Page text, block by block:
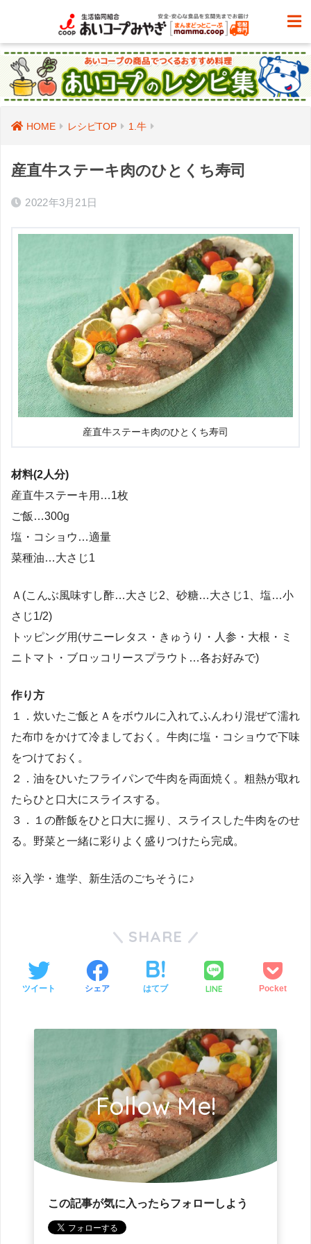
HOME レシピTOP 1.牛
産直牛ステーキ肉のひとくち寿司
2022年3月21日
産直牛ステーキ肉のひとくち寿司
材料(2人分)
産直牛ステーキ用…1枚
ご飯…300g
塩・コショウ…適量
菜種油…大さじ1
Ａ(こんぶ風味すし酢…大さじ2、砂糖…大さじ1、塩…小
さじ1/2)
トッピング用(サニーレタス・きゅうり・人参・大根・ミ
ニトマト・ブロッコリースプラウト…各お好みで)
作り方
１．炊いたご飯とＡをボウルに入れてふんわり混ぜて濡れ
た布巾をかけて冷ましておく。牛肉に塩・コショウで下味
をつけておく。
２．油をひいたフライパンで牛肉を両面焼く。粗熱が取れ
たらひと口大にスライスする。
３．１の酢飯をひと口大に握り、スライスした牛肉をのせ
る。野菜と一緒に彩りよく盛りつけたら完成。
※入学・進学、新生活のごちそうに♪
SHARE
ツイート シェア はてブ LINE Pocket
Follow Me!
この記事が気に入ったらフォローしよう